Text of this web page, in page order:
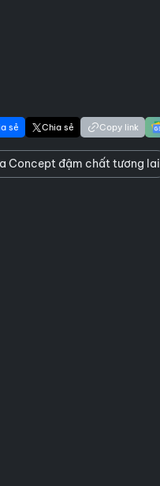
sẻ Chia sẻ Copy link
Concept đậm chất tương lai